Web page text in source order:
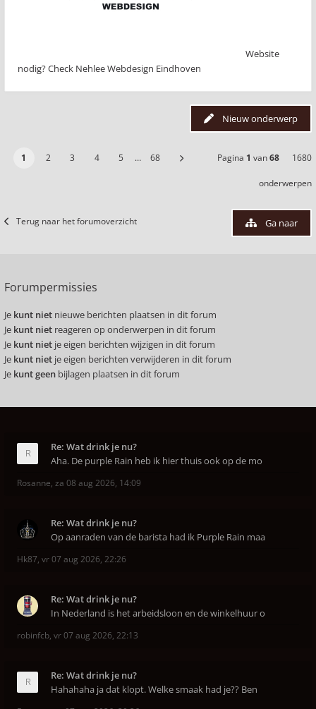
Website
nodig? Check Nehlee Webdesign Eindhoven
Nieuw onderwerp
1 2 3 4 5 … 68 Pagina 1 van68 1680
onderwerpen
Terug naar het forumoverzicht Ga naar
Forumpermissies
Je kunt niet nieuwe berichten plaatsen in dit forum
Je kunt niet reageren op onderwerpen in dit forum
Je kunt niet je eigen berichten wijzigen in dit forum
Je kunt niet je eigen berichten verwijderen in dit forum
Je kunt geen bijlagen plaatsen in dit forum
Re: Wat drink je nu?
Aha. De purple Rain heb ik hier thuis ook op de mo
Rosanne, za 08 aug 2026, 14:09
Re: Wat drink je nu?
Op aanraden van de barista had ik Purple Rain maa
Hk87, vr 07 aug 2026, 22:26
Re: Wat drink je nu?
In Nederland is het arbeidsloon en de winkelhuur o
robinfcb, vr 07 aug 2026, 22:13
Re: Wat drink je nu?
Hahahaha ja dat klopt. Welke smaak had je?? Ben